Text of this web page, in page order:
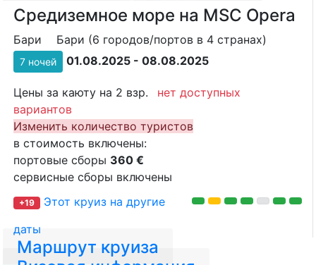
Средиземное море на MSC Opera
Бари Бари (6 городов/портов в 4 странах)
7 ночей 01.08.2025 - 08.08.2025
Цены за каюту на 2 взр.
нет доступных
вариантов
Изменить количество туристов
в стоимость включены:
портовые сборы 360 €
сервисные сборы включены
+19
Этот круиз на другие
даты
Маршрут круиза